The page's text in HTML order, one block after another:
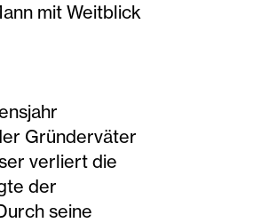
mit Weitblick
Gründerväter
verliert die
der
seine